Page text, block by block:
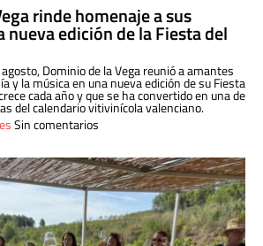
rinde homenaje a sus
nueva edición de la Fiesta del
Dominio de la Vega reunió a amantes
y la música en una nueva edición de su Fiesta
cada año y que se ha convertido en una de
del calendario vitivinícola valenciano.
Sin comentarios